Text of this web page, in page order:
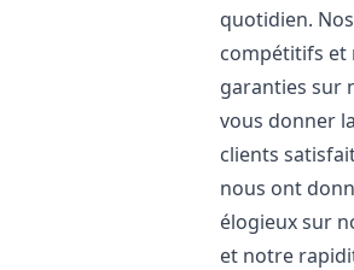
quotidien.
compétitifs et
garanties sur
vous donner
clients
nous ont
élogieux sur
et notre